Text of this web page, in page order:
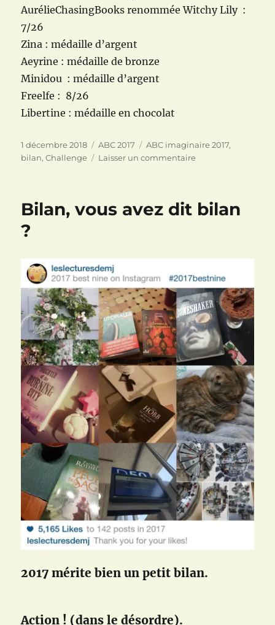
AurélieChasingBooks renommée Witchy Lily :
7/26
Zina : médaille d’argent
Aeyrine : médaille de bronze
Minidou : médaille d’argent
Freelfe : 8/26
Libertine : médaille en chocolat
Publié
le
1 décembre 2018 Catégories
ABC 2017 Étiquettes
ABC imaginaire 2017,
bilan,Challenge Laisser un commentairesur
du
2017
Bilan, vous avez dit bilan
?
2017 mérite bien un petit bilan.
Action ! (dans le désordre).